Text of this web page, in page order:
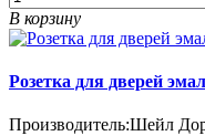
В корзину
Розетка для дверей
Производитель:Шейл